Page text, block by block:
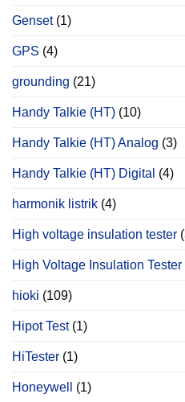
Genset(1)
GPS (4)
grounding (21)
Handy Talkie (HT) (10)
Handy Talkie (HT) Analog (3)
Handy Talkie (HT) Digital (4)
harmonik listrik (4)
High voltage insulation tester
High Voltage Insulation Tester
hioki (109)
Hipot Test(1)
HiTester (1)
Honeywell (1)